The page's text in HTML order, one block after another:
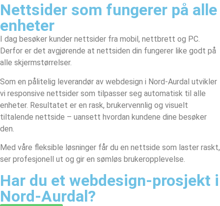
Nettsider som fungerer på alle
enheter
I dag besøker kunder nettsider fra mobil, nettbrett og PC.
Derfor er det avgjørende at nettsiden din fungerer like godt på
alle skjermstørrelser.
Som en pålitelig leverandør av webdesign i Nord-Aurdal utvikler
vi responsive nettsider som tilpasser seg automatisk til alle
enheter. Resultatet er en rask, brukervennlig og visuelt
tiltalende nettside – uansett hvordan kundene dine besøker
den.
Med våre fleksible løsninger får du en nettside som laster raskt,
ser profesjonell ut og gir en sømløs brukeropplevelse.
Har du et webdesign-prosjekt i
Nord-Aurdal?